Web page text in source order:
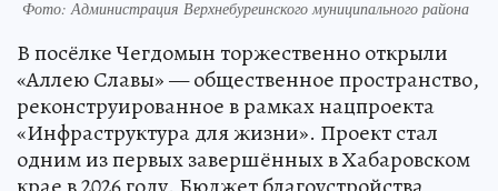
Фото: Администрация Верхнебуреинского муниципального района
В посёлке Чегдомын торжественно открыли
«Аллею Славы» — общественное пространство,
реконструированное в рамках нацпроекта
«Инфраструктура для жизни». Проект стал
одним из первых завершённых в Хабаровском